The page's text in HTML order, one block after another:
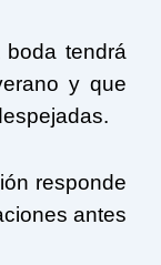
tendrá
y que
responde
antes